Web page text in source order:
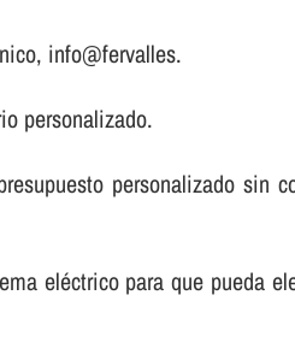
info@fervalles.
personalizado.
personalizado sin
eléctrico para que pueda